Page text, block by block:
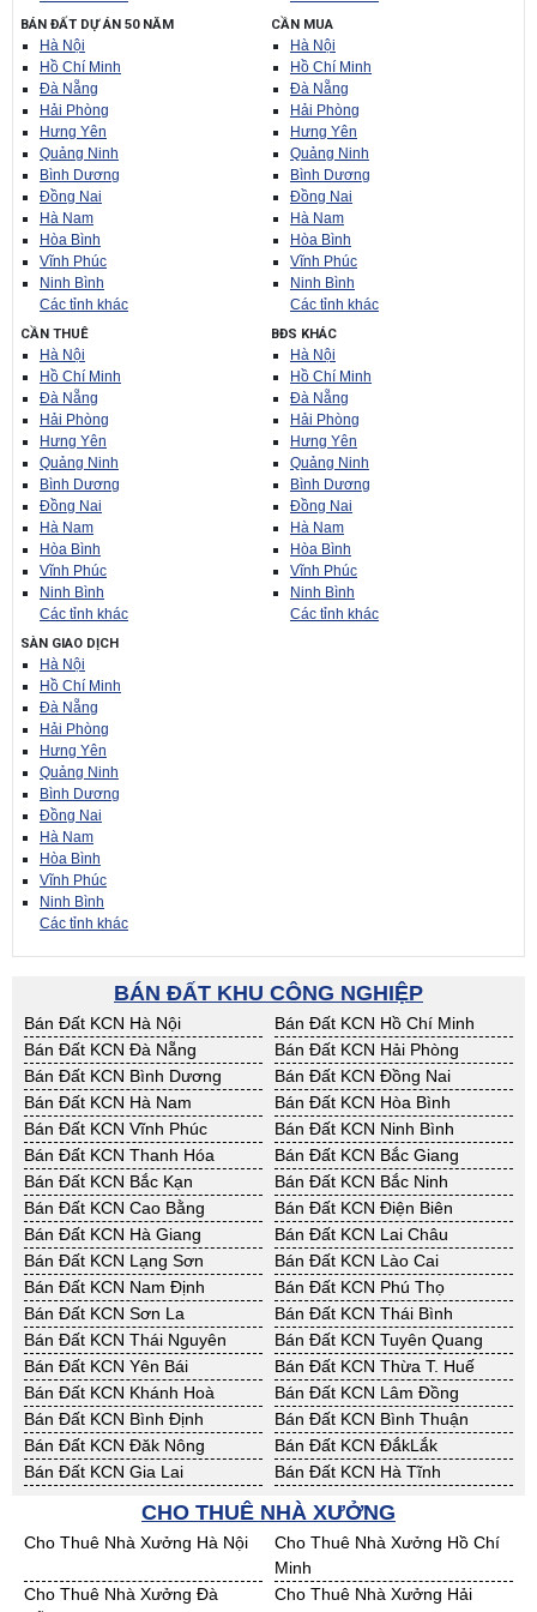
BÁN ĐẤT DỰ ÁN 50 NĂM
Hà Nội
Hồ Chí Minh
Đà Nẵng
Hải Phòng
Hưng Yên
Quảng Ninh
Bình Dương
Đồng Nai
Hà Nam
Hòa Bình
Vĩnh Phúc
Ninh Bình
Các tỉnh khác
CẦN MUA
Hà Nội
Hồ Chí Minh
Đà Nẵng
Hải Phòng
Hưng Yên
Quảng Ninh
Bình Dương
Đồng Nai
Hà Nam
Hòa Bình
Vĩnh Phúc
Ninh Bình
Các tỉnh khác
CẦN THUÊ
Hà Nội
Hồ Chí Minh
Đà Nẵng
Hải Phòng
Hưng Yên
Quảng Ninh
Bình Dương
Đồng Nai
Hà Nam
Hòa Bình
Vĩnh Phúc
Ninh Bình
Các tỉnh khác
BĐS KHÁC
Hà Nội
Hồ Chí Minh
Đà Nẵng
Hải Phòng
Hưng Yên
Quảng Ninh
Bình Dương
Đồng Nai
Hà Nam
Hòa Bình
Vĩnh Phúc
Ninh Bình
Các tỉnh khác
SÀN GIAO DỊCH
Hà Nội
Hồ Chí Minh
Đà Nẵng
Hải Phòng
Hưng Yên
Quảng Ninh
Bình Dương
Đồng Nai
Hà Nam
Hòa Bình
Vĩnh Phúc
Ninh Bình
Các tỉnh khác
BÁN ĐẤT KHU CÔNG NGHIỆP
Bán Đất KCN Hà Nội
Bán Đất KCN Hồ Chí Minh
Bán Đất KCN Đà Nẵng
Bán Đất KCN Hải Phòng
Bán Đất KCN Bình Dương
Bán Đất KCN Đồng Nai
Bán Đất KCN Hà Nam
Bán Đất KCN Hòa Bình
Bán Đất KCN Vĩnh Phúc
Bán Đất KCN Ninh Bình
Bán Đất KCN Thanh Hóa
Bán Đất KCN Bắc Giang
Bán Đất KCN Bắc Kạn
Bán Đất KCN Bắc Ninh
Bán Đất KCN Cao Bằng
Bán Đất KCN Điện Biên
Bán Đất KCN Hà Giang
Bán Đất KCN Lai Châu
Bán Đất KCN Lạng Sơn
Bán Đất KCN Lào Cai
Bán Đất KCN Nam Định
Bán Đất KCN Phú Thọ
Bán Đất KCN Sơn La
Bán Đất KCN Thái Bình
Bán Đất KCN Thái Nguyên
Bán Đất KCN Tuyên Quang
Bán Đất KCN Yên Bái
Bán Đất KCN Thừa T. Huế
Bán Đất KCN Khánh Hoà
Bán Đất KCN Lâm Đồng
Bán Đất KCN Bình Định
Bán Đất KCN Bình Thuận
Bán Đất KCN Đăk Nông
Bán Đất KCN ĐắkLắk
Bán Đất KCN Gia Lai
Bán Đất KCN Hà Tĩnh
Bán Đất KCN Nghệ An
Bán Đất KCN Ninh Thuận
Bán Đất KCN Phú Yên
Bán Đất KCN Quảng Bình
Bán Đất KCN Quảng Nam
Bán Đất KCN Quảng Ngãi
Bán Đất KCN Bà Rịa - VT
Bán Đất KCN Cần Thơ
Bán Đất KCN An Giang
CHO THUÊ NHÀ XƯỞNG
Cho Thuê Nhà Xưởng Hà Nội
Cho Thuê Nhà Xưởng Hồ Chí
Minh
Cho Thuê Nhà Xưởng Đà
Cho Thuê Nhà Xưởng Hải